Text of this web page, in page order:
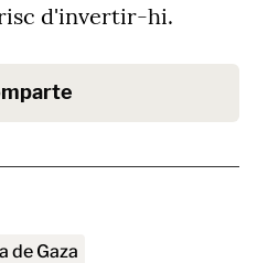
d'invertir-hi.
de Gaza